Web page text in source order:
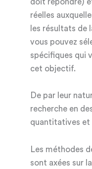
doit répondre)
réelles
les résultats de
vous pouvez
spécifiques qui
cet objectif.
De par leur
recherche en
quantitatives et
Les méthodes
sont axées sur